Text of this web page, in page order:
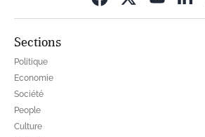
Sections
Politique
Economie
Société
People
Culture